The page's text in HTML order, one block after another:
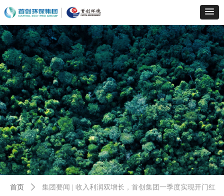
首页 ꄲ 集团要闻 | 收入利润双增长，首创集团一季度实现开门红